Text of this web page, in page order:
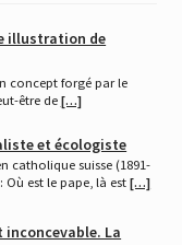
illustration de
concept forgé par le
être de […]
et écologiste
catholique suisse (1891-
Où est le pape, là est[…]
inconcevable. La